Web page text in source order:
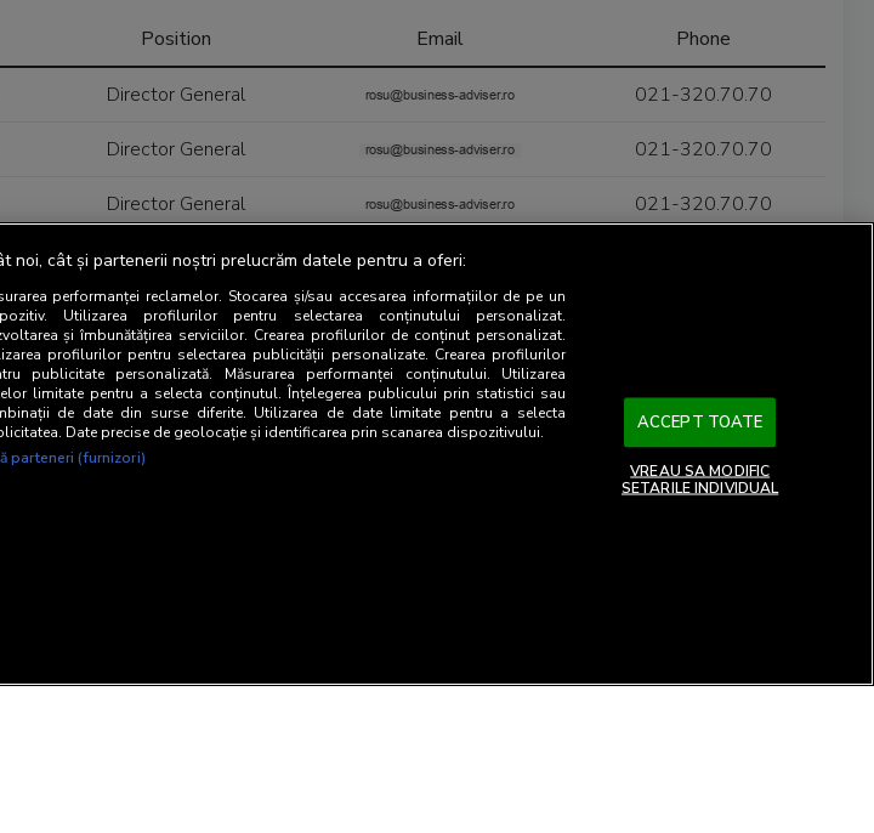
Position Email Phone
Director General 021-320.70.70
Director General 021-320.70.70
Director General 021-320.70.70
noi, cât și partenerii noștri prelucrăm datele pentru a oferi:
performanței reclamelor. Stocarea și/sau accesarea informațiilor de pe un
Utilizarea profilurilor pentru selectarea conținutului personalizat.
și îmbunătățirea serviciilor. Crearea profilurilor de conținut personalizat.
profilurilor pentru selectarea publicității personalizate. Crearea profilurilor
publicitate personalizată. Măsurarea performanței conținutului. Utilizarea
limitate pentru a selecta conținutul. Înțelegerea publicului prin statistici sau
de date din surse diferite. Utilizarea de date limitate pentru a selecta
Date precise de geolocație și identificarea prin scanarea dispozitivului.
parteneri (furnizori)
ACCEPT TOATE
VREAU SA MODIFIC
SETARILE INDIVIDUAL